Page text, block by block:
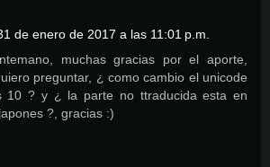
de enero de 2017 a las 11:01 p.m.
muchas gracias por el aporte,
preguntar, ¿ como cambio el unicode
10 ? y ¿ la parte no ttraducida esta en
?, gracias :)